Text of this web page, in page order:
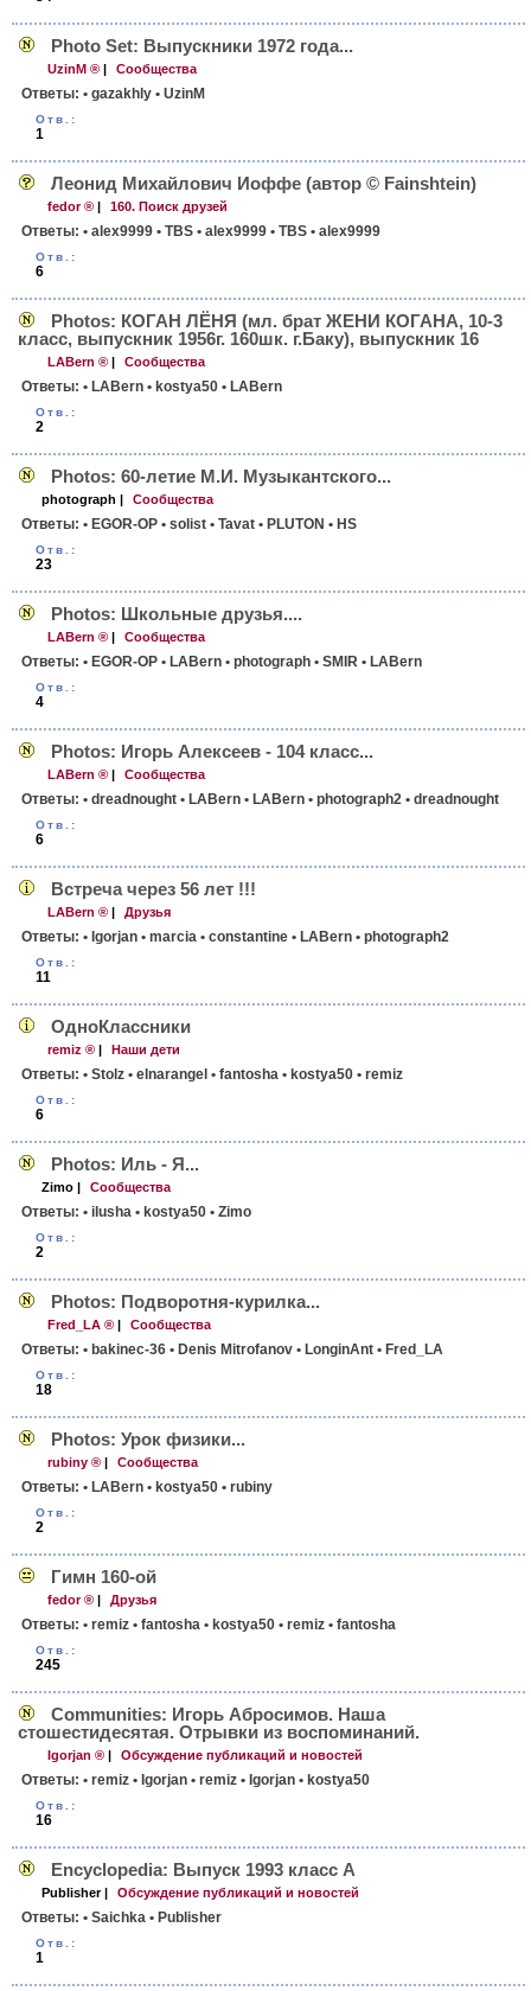
Photo Set: Выпускники 1972 года...
UzinM ® | Сообщества
Ответы: • gazakhly • UzinM
Отв.:
1
Леонид Михайлович Иоффе (автор © Fainshtein)
fedor ® | 160. Поиск друзей
Ответы: • alex9999 • TBS • alex9999 • TBS • alex9999
Отв.:
6
Photos: КОГАН ЛЁНЯ (мл. брат ЖЕНИ КОГАНА, 10-3
класс, выпускник 1956г. 160шк. г.Баку), выпускник 16
LABern ® | Сообщества
Ответы: • LABern • kostya50 • LABern
Отв.:
2
Photos: 60-летие М.И. Музыкантского...
photograph | Сообщества
Ответы: • EGOR-OP • solist • Tavat • PLUTON • HS
Отв.:
23
Photos: Школьные друзья....
LABern ® | Сообщества
Ответы: • EGOR-OP • LABern • photograph • SMIR • LABern
Отв.:
4
Photos: Игорь Алексеев - 104 класс...
LABern ® | Сообщества
Ответы: • dreadnought • LABern • LABern • photograph2 • dreadnought
Отв.:
6
Встреча через 56 лет !!!
LABern ® | Друзья
Ответы: • Igorjan • marcia • constantine • LABern • photograph2
Отв.:
11
ОдноКлассники
remiz ® | Наши дети
Ответы: • Stolz • elnarangel • fantosha • kostya50 • remiz
Отв.:
6
Photos: Иль - Я...
Zimo | Сообщества
Ответы: • ilusha • kostya50 • Zimo
Отв.:
2
Photos: Подворотня-курилка...
Fred_LA ® | Сообщества
Ответы: • bakinec-36 • Denis Mitrofanov • LonginAnt • Fred_LA
Отв.:
18
Photos: Урок физики...
rubiny ® | Сообщества
Ответы: • LABern • kostya50 • rubiny
Отв.:
2
Гимн 160-ой
fedor ® | Друзья
Ответы: • remiz • fantosha • kostya50 • remiz • fantosha
Отв.:
245
Communities: Игорь Абросимов. Наша
стошестидесятая. Отрывки из воспоминаний.
Igorjan ® | Обсуждение публикаций и новостей
Ответы: • remiz • Igorjan • remiz • Igorjan • kostya50
Отв.:
16
Encyclopedia: Выпуск 1993 класс А
Publisher| Обсуждение публикаций и новостей
Ответы: • Saichka • Publisher
Отв.:
1